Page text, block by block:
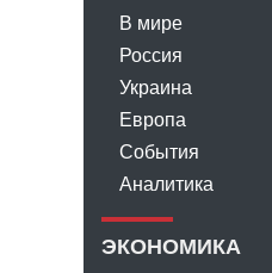
В мире
Россия
Украина
Европа
События
Аналитика
ЭКОНОМИКА